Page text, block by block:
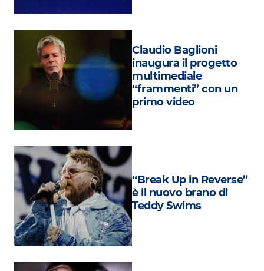
News
Musica
Cultura
Attualità
Costume
Extra
Eventi
Claudio Baglioni
inaugura il progetto
multimediale
“frammenti” con un
primo video
“Break Up in Reverse”
è il nuovo brano di
Teddy Swims